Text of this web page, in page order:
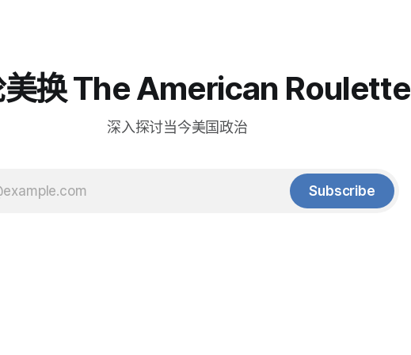
换 The American Roulette
深入探讨当今美国政治
Subscribe